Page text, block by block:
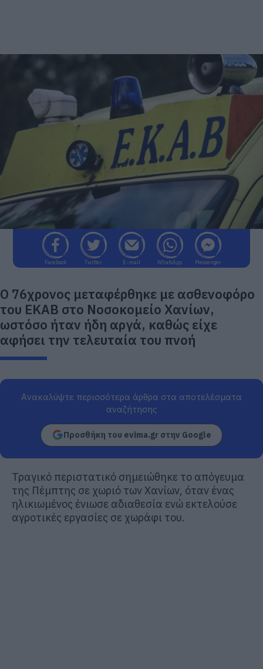
Facebook Twitter E-mail WhatsApp Messenger
Ο 76χρονος μεταφέρθηκε με ασθενοφόρο
του ΕΚΑΒ στο Νοσοκομείο Χανίων,
ωστόσο ήταν ήδη αργά, καθώς είχε
αφήσει την τελευταία του πνοή
Ανακαλύψτε περισσότερα άρθρα στα αποτελέσματα
αναζήτησης
Προσθήκη του evima.gr στην Google
Τραγικό περιστατικό σημειώθηκε το απόγευμα
της Πέμπτης σε χωριό των Χανίων, όταν ένας
ηλικιωμένος ένιωσε αδιαθεσία ενώ εκτελούσε
αγροτικές εργασίες σε χωράφι του.